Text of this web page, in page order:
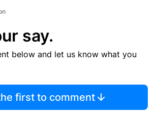
say.
below and let us know what you
first to comment